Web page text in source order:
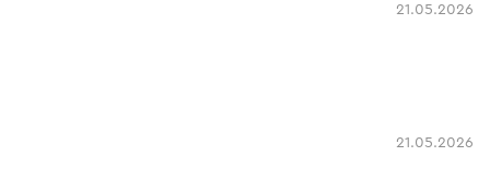
21.05.2026
21.05.2026